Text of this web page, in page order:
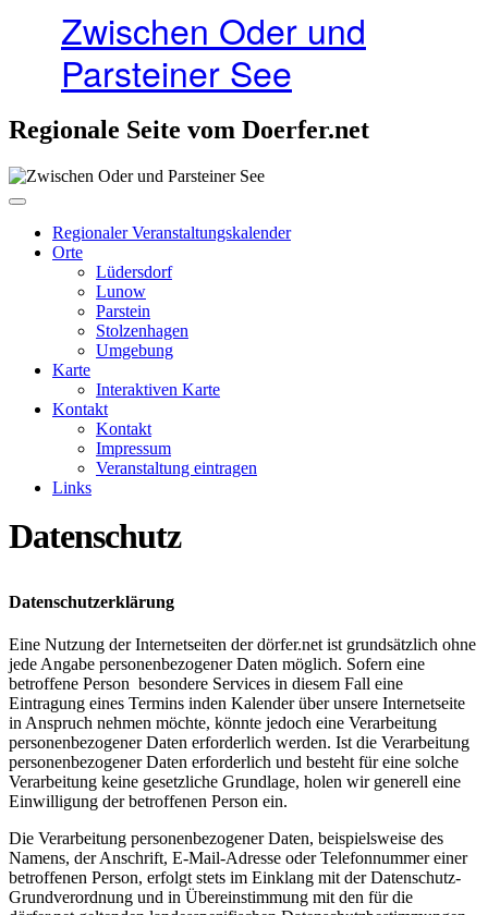
Zwischen Oder und
Parsteiner See
Regionale Seite vom Doerfer.net
Regionaler Veranstaltungskalender
Orte
Lüdersdorf
Lunow
Parstein
Stolzenhagen
Umgebung
Karte
Interaktiven Karte
Kontakt
Kontakt
Impressum
Veranstaltung eintragen
Links
Datenschutz
Datenschutzerklärung
Eine Nutzung der Internetseiten der dörfer.net ist grundsätzlich ohne
jede Angabe personenbezogener Daten möglich. Sofern eine
betroffene Person besondere Services in diesem Fall eine
Eintragung eines Termins inden Kalender über unsere Internetseite
in Anspruch nehmen möchte, könnte jedoch eine Verarbeitung
personenbezogener Daten erforderlich werden. Ist die Verarbeitung
personenbezogener Daten erforderlich und besteht für eine solche
Verarbeitung keine gesetzliche Grundlage, holen wir generell eine
Einwilligung der betroffenen Person ein.
Die Verarbeitung personenbezogener Daten, beispielsweise des
Namens, der Anschrift, E-Mail-Adresse oder Telefonnummer einer
betroffenen Person, erfolgt stets im Einklang mit der Datenschutz-
Grundverordnung und in Übereinstimmung mit den für die